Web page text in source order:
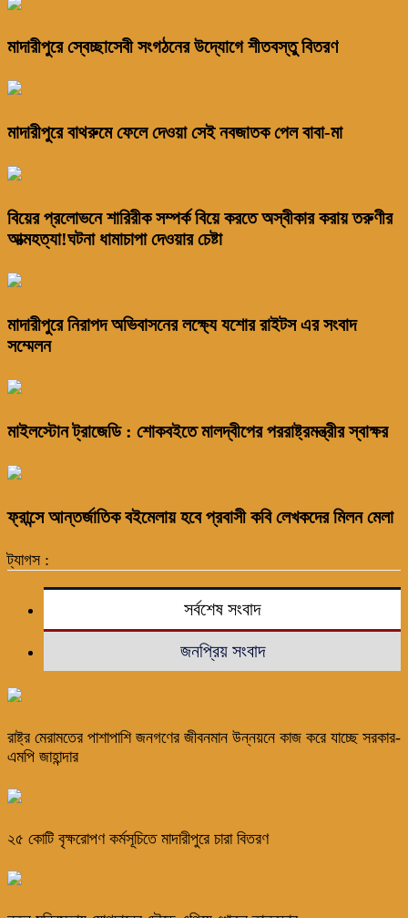
মাদারীপুরে স্বেচ্ছাসেবী সংগঠনের উদ্যোগে শীতবস্তু বিতরণ
মাদারীপুরে বাথরুমে ফেলে দেওয়া সেই নবজাতক পেল বাবা-মা
বিয়ের প্রলোভনে শারিরীক সম্পর্ক বিয়ে করতে অস্বীকার করায় তরুণীর
আত্মহত্যা!ঘটনা ধামাচাপা দেওয়ার চেষ্টা
মাদারীপুরে নিরাপদ অভিবাসনের লক্ষ্যে যশোর রাইটস এর সংবাদ
সম্মেলন
মাইলস্টোন ট্রাজেডি : শোকবইতে মালদ্বীপের পররাষ্ট্রমন্ত্রীর স্বাক্ষর
ফ্রান্সে আন্তর্জাতিক বইমেলায় হবে প্রবাসী কবি লেখকদের মিলন মেলা
ট্যাগস :
সর্বশেষ সংবাদ
জনপ্রিয় সংবাদ
রাষ্ট্র মেরামতের পাশাপাশি জনগণের জীবনমান উন্নয়নে কাজ করে যাচ্ছে সরকার-
এমপি জাহান্দার
২৫ কোটি বৃক্ষরোপণ কর্মসূচিতে মাদারীপুরে চারা বিতরণ